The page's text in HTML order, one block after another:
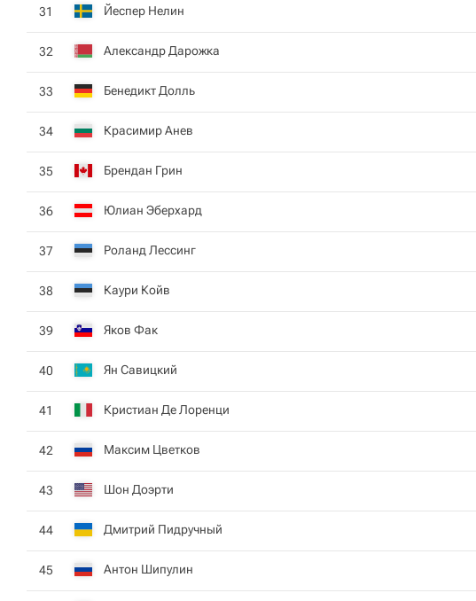
31 Йеспер Нелин
32 Александр Дарожка
33 Бенедикт Долль
34 Красимир Анев
35 Брендан Грин
36 Юлиан Эберхард
37 Роланд Лессинг
38 Каури Койв
39 Яков Фак
40 Ян Савицкий
41 Кристиан Де Лоренци
42 Максим Цветков
43 Шон Доэрти
44 Дмитрий Пидручный
45 Антон Шипулин